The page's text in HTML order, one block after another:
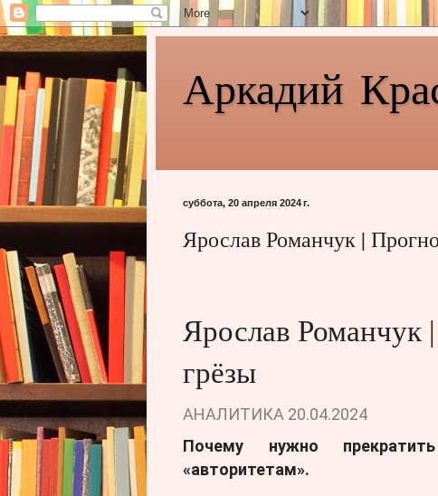
Аркадий
суббота, 20 апреля 2024 г.
Ярослав Романчук |
Ярослав Романчук
грёзы
АНАЛИТИКА 20.04.2024
Почему нужно
«авторитетам».